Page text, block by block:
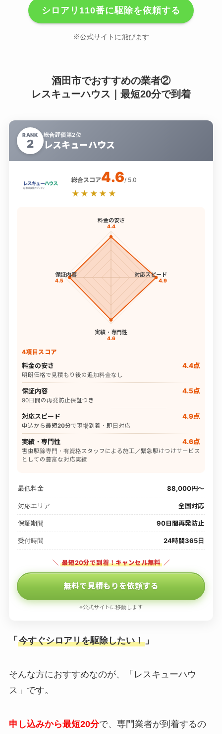
シロアリ110番に駆除を依頼する
※公式サイトに飛びます
酒田市でおすすめの業者②
レスキューハウス｜最短20分で到着
RANK
2
総合評価第2位
レスキューハウス
総合スコア4.6/ 5.0
★★★★★
料金の安さ
4.4
対応スピード
4.9
実績・専門性
4.6
保証内容
4.5
4項目スコア
料金の安さ 4.4点
明朗価格で見積もり後の追加料金なし
保証内容 4.5点
90日間の再発防止保証つき
対応スピード 4.9点
申込から最短20分で現場到着・即日対応
実績・専門性 4.6点
害虫駆除専門・有資格スタッフによる施工／緊急駆けつけサービス
としての豊富な対応実績
最低料金 88,000円〜
対応エリア 全国対応
保証期間 90日間再発防止
受付時間 24時間365日
＼ 最短20分で到着！キャンセル無料 ／
無料で見積もりを依頼する
※公式サイトに移動します
「 今すぐシロアリを駆除したい！」
そんな方におすすめなのが、「レスキューハウ
ス」です。
申し込みから最短20分で、専門業者が到着するの